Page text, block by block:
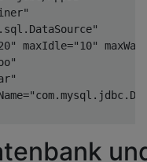
maxIdle="10"
=